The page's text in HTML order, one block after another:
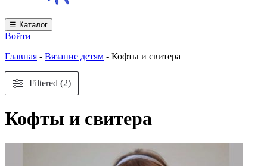
☰ Каталог
Войти
Главная - Вязание детям - Кофты и свитера
Filtered (2)
Кофты и свитера